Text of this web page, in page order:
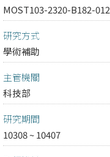
MOST103-2320-B182-012
研究方式
學術補助
主管機關
科技部
研究期間
10308 ~ 10407